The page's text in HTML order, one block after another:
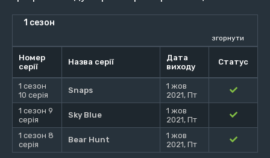
1 сезон
згорнути
Номер
серії
Назва серії
Дата
виходу
Статус
1 сезон
10 серія
Snaps
1 жов
2021, Пт
1 сезон 9
серія
Sky Blue
1 жов
2021, Пт
1 сезон 8
серія
Bear Hunt
1 жов
2021, Пт